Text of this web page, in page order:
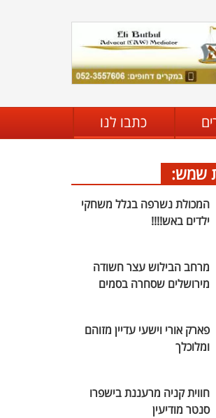
כתבו לנו
שמש:
המכולת נשרפה בגלל משחקי
ילדים באש!!!!
מרחב הבילוש עצר חשודה
מירושלים שסחרה בסמים
פארק אורי וישעי עדיין מזוהם
ומלוכלך
חווית קניה מרעננת בישפרו
סנטר מודיעין